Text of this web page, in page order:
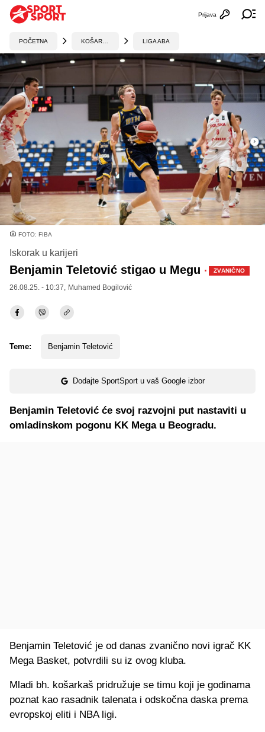
Otvori
Prijava
POČETNA LIGA ABA
FOTO: FIBA
Iskorak u karijeri
Benjamin Teletović stigao u Megu · ZVANIČNO
26.08.25. - 10:37, Muhamed Bogilović
Teme: Benjamin Teletović
Dodajte SportSport u vaš Google izbor
Benjamin Teletović će svoj razvojni put nastaviti u
omladinskom pogonu KK Mega u Beogradu.
Benjamin Teletović je od danas zvanično novi igrač KK
Mega Basket, potvrdili su iz ovog kluba.
Mladi bh. košarkaš pridružuje se timu koji je godinama
poznat kao rasadnik talenata i odskočna daska prema
evropskoj eliti i NBA ligi.